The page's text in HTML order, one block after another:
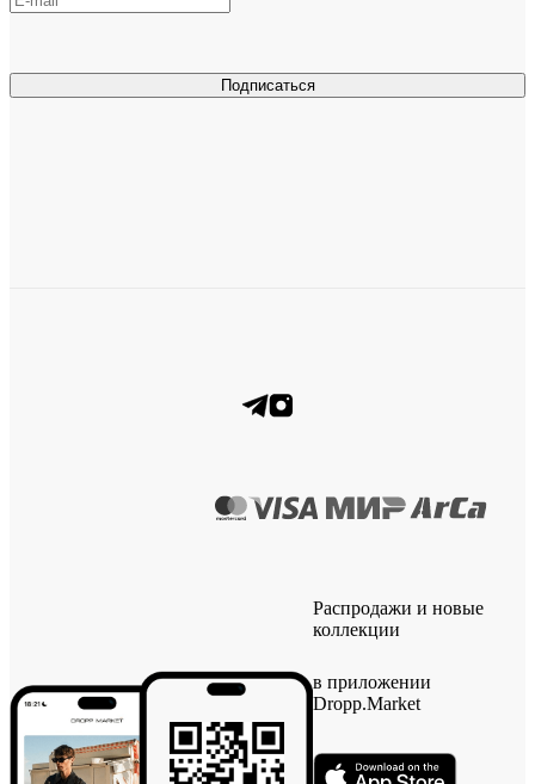
Подписаться
Распродажи и новые
коллекции
в приложении
Dropp.Market